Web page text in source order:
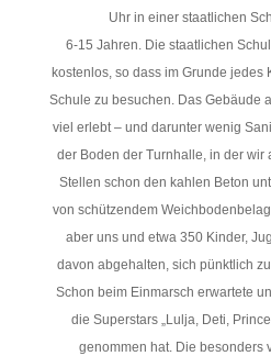
Uhr in einer staatlichen
6-15 Jahren. Die staatlichen
kostenlos, so dass im Grunde jedes
Schule zu besuchen. Das Gebäude
viel erlebt – und darunter wenig
der Boden der Turnhalle, in der wir
Stellen schon den kahlen Beton
von schützendem
aber uns und etwa 350 Kinder,
davon abgehalten, sich pünktlich
Schon beim Einmarsch erwartete
die Superstars „Lulja, Deti,
genommen hat. Die besonders